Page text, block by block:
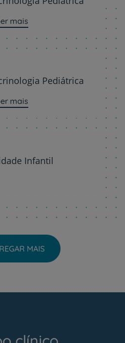
mais
Pediátrica
mais
Infantil
MAIS